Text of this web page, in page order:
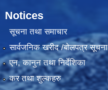
Notices
सूचना तथा समाचार
सार्वजनिक खरीद /बोलपत्र सूचना
एन, कानुन तथा निर्देशिका
कर तथा शुल्कहरु